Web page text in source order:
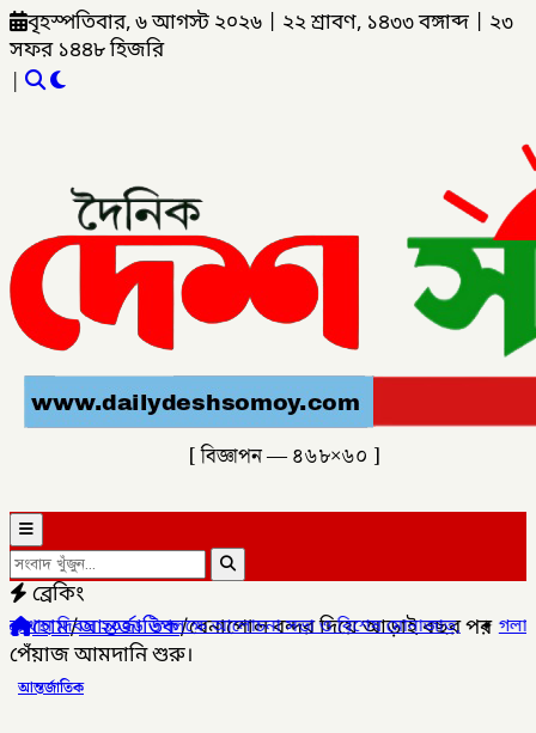
বৃহস্পতিবার, ৬ আগস্ট ২০২৬ ২২ শ্রাবণ, ১৪৩৩ বঙ্গাব্দ
২৩
সফর ১৪৪৮ হিজরি
|
[ বিজ্ঞাপন — ৪৬৮×৬০ ]
ব্রেকিং
আলোচনা সভা ও বিশেষ মোনাজাত,✦গলাচিপায় ১০ পিস ইয়াবাসহ
হোম/আন্তর্জাতিক/বেনাপোল বন্দর দিয়ে আড়াই বছর পর
পেঁয়াজ আমদানি শুরু।
আন্তর্জাতিক